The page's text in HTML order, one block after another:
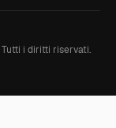
Tutti i diritti riservati.